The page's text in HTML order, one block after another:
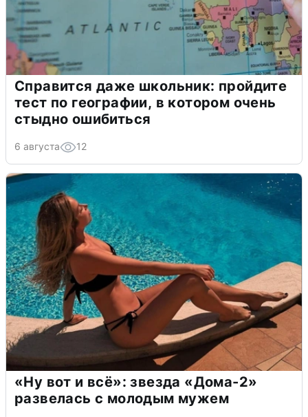
Справится даже школьник: пройдите
тест по географии, в котором очень
стыдно ошибиться
6 августа 12
«Ну вот и всё»: звезда «Дома-2»
развелась с молодым мужем